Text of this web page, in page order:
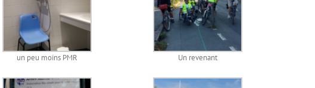
un peu moins PMR Un revenant